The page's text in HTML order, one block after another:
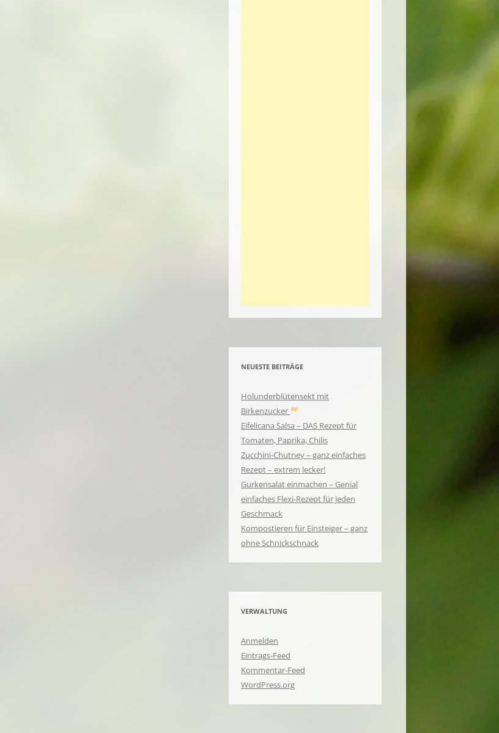
NEUESTE BEITRÄGE
Holunderblütensekt mit
Birkenzucker
Eifelicana Salsa – DAS Rezept für
Tomaten, Paprika, Chilis
Zucchini-Chutney – ganz einfaches
Rezept – extrem lecker!
Gurkensalat einmachen – Genial
einfaches Flexi-Rezept für jeden
Geschmack
Kompostieren für Einsteiger – ganz
ohne Schnickschnack
VERWALTUNG
Anmelden
Eintrags-Feed
Kommentar-Feed
WordPress.org